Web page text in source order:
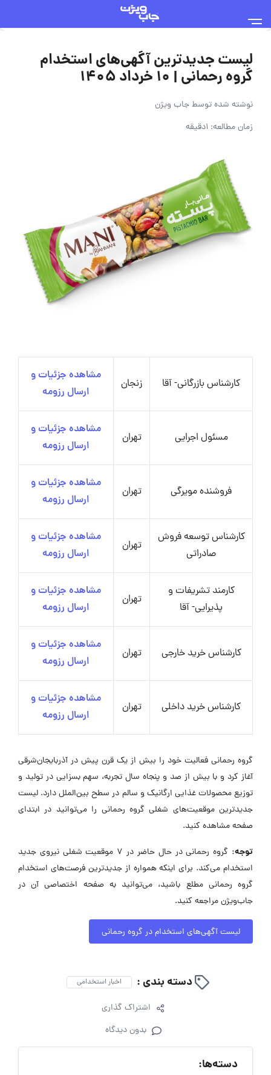
لیست جدیدترین آگهی‌های استخدام
گروه رحمانی | ۱۰ خرداد ۱۴۰۵
نوشته شده توسطجاب ویژن
زمان مطالعه: 1دقیقه
کارشناس بازرگانی- آقا زنجان
مشاهده جزئیات و
ارسال رزومه
مسئول اجرایی تهران
مشاهده جزئیات و
ارسال رزومه
فروشنده مویرگی تهران
مشاهده جزئیات و
ارسال رزومه
کارشناس توسعه فروش
صادراتی
تهران
مشاهده جزئیات و
ارسال رزومه
کارمند تشریفات و
پذیرایی- آقا
تهران
مشاهده جزئیات و
ارسال رزومه
کارشناس خرید خارجی تهران
مشاهده جزئیات و
ارسال رزومه
کارشناس خرید داخلی تهران
مشاهده جزئیات و
ارسال رزومه
گروه رحمانی فعالیت خود را بیش از یک قرن پیش در آذربایجان‌شرقی
آغاز کرد و با بیش از صد و پنجاه سال تجربه، سهم بسزایی در تولید و
توزیع محصولات غذایی ارگانیک و سالم در سطح بین‌الملل دارد. لیست
جدیدترین موقعیت‌های شغلی گروه رحمانی را می‌توانید در ابتدای
صفحه مشاهده کنید.
توجه:
گروه رحمانی در حال حاضر در ۷ موقعیت شغلی نیروی جدید
استخدام می‌کند. برای اینکه همواره از جدیدترین فرصت‌های استخدام
گروه رحمانی مطلع باشید، می‌توانید به صفحه اختصاصی آن در
جاب‌ویژن مراجعه کنید.
لیست آگهی‌های استخدام در گروه رحمانی
دسته بندی : اخبار استخدامی
اشتراک گذاری
بدون دیدگاه
دسته‌ها: